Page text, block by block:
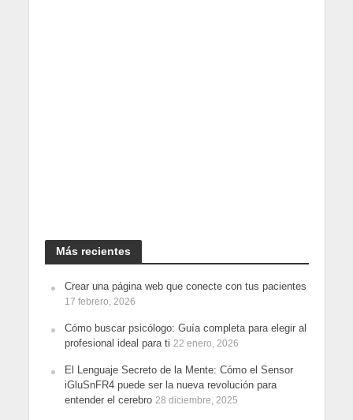
Más recientes
Crear una página web que conecte con tus pacientes
17 febrero, 2026
Cómo buscar psicólogo: Guía completa para elegir al
profesional ideal para ti 22 enero, 2026
El Lenguaje Secreto de la Mente: Cómo el Sensor
iGluSnFR4 puede ser la nueva revolución para
entender el cerebro 28 diciembre, 2025